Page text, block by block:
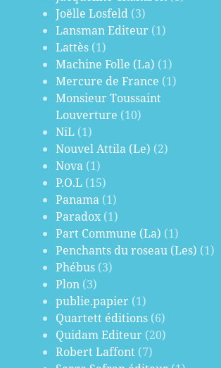
Joëlle Losfeld (3)
Lansman Editeur (1)
Lattès (1)
Machine Folle (La) (1)
Mercure de France (1)
Monsieur Toussaint
Louverture (10)
NiL (1)
Nouvel Attila (Le) (2)
Nova (1)
P.O.L (15)
Panama (1)
Paradox (1)
Part Commune (La) (1)
Penchants du roseau (Les) (1)
Phébus (3)
Plon (3)
publie.papier (1)
Quartett éditions (6)
Quidam Editeur (20)
Robert Laffont (7)